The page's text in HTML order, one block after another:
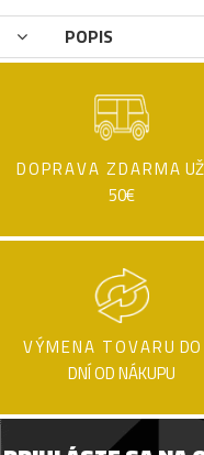
POPIS
DOPRAVA ZDARMA
50€
VÝMENA TOVARU
DNÍ OD NÁKUPU